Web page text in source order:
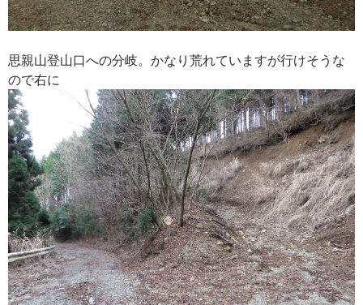
思親山登山口への分岐。かなり荒れていますが行けそうな
ので右に